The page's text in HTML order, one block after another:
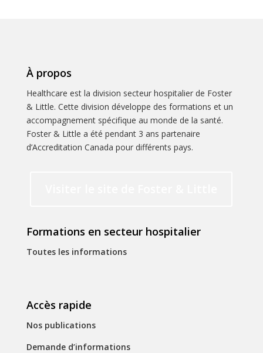
À propos
Healthcare est la division secteur hospitalier de Foster
& Little. Cette division développe des formations et un
accompagnement spécifique au monde de la santé.
Foster & Little a été pendant 3 ans partenaire
d’Accreditation Canada pour différents pays.
Formations en secteur hospitalier
Toutes les informations
Accès rapide
Nos publications
Demande d’informations